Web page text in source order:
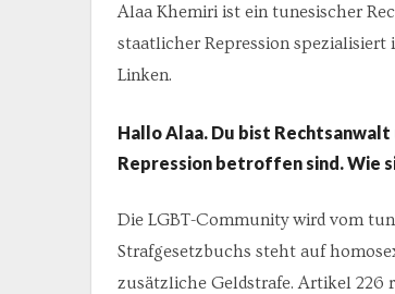
Alaa Khemiri ist ein tunesischer
staatlicher Repression spezialisiert
Linken.
Hallo Alaa. Du bist
Repression betroffen sind. Wie
Die LGBT-Community wird vom
Strafgesetzbuchs steht auf
zusätzliche Geldstrafe. Artikel 226